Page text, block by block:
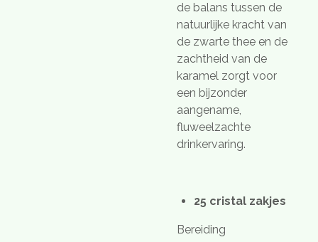
de balans tussen de
natuurlijke kracht van
de zwarte thee en de
zachtheid van de
karamel zorgt voor
een bijzonder
aangename,
fluweelzachte
drinkervaring.
25 cristal zakjes
Bereiding